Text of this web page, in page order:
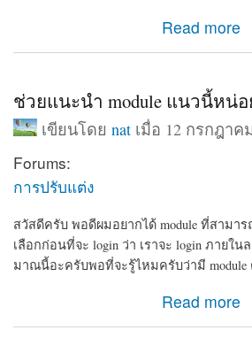
Read more
about ทำอะไรกับเว็บเพจของเราไม่ไ
ช่วยแนะนำ module แนวนี้หน่
เขียนโดย natเมื่อ 12 กรกฎาค
Forums:
การปรับแต่ง
สวัสดีครับ พอดีผมอยากได้ module ที่สามา
เลือกก่อนที่จะ login ว่า เราจะ login ภายใน
มาณนี้อะครับพอที่จะรู้ไหมครับว่ามี module
Read more
about ช่วยแนะนำ module แนวนี้หน่